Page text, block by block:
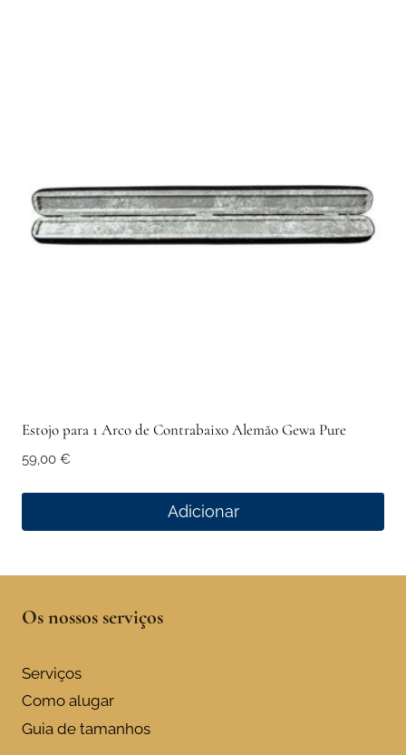
Estojo para 1 Arco de Contrabaixo Alemão Gewa Pure
59,00 €
Adicionar
Os nossos serviços
Serviços
Como alugar
Guia de tamanhos